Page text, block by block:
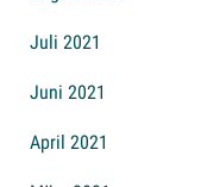
Juli 2021
Juni 2021
April 2021